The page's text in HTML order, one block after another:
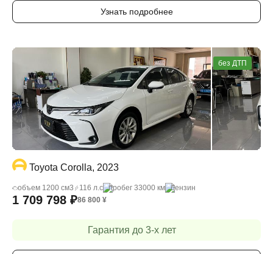
Узнать подробнее
без ДТП
Toyota Corolla, 2023
объем 1200 cм3 116 л.с пробег 33000 км бензин
1 709 798 ₽86 800 ¥
Гарантия до 3-х лет